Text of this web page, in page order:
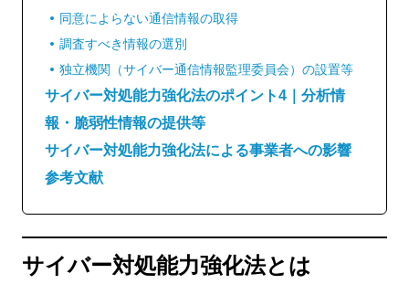
同意によらない通信情報の取得
調査すべき情報の選別
独立機関（サイバー通信情報監理委員会）の設置等
サイバー対処能力強化法のポイント4｜分析情
報・脆弱性情報の提供等
サイバー対処能力強化法による事業者への影響
参考文献
サイバー対処能力強化法とは